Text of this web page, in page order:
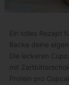
Ein tolles Rezept
Backe deine
Die leckeren
mit
Protein pro